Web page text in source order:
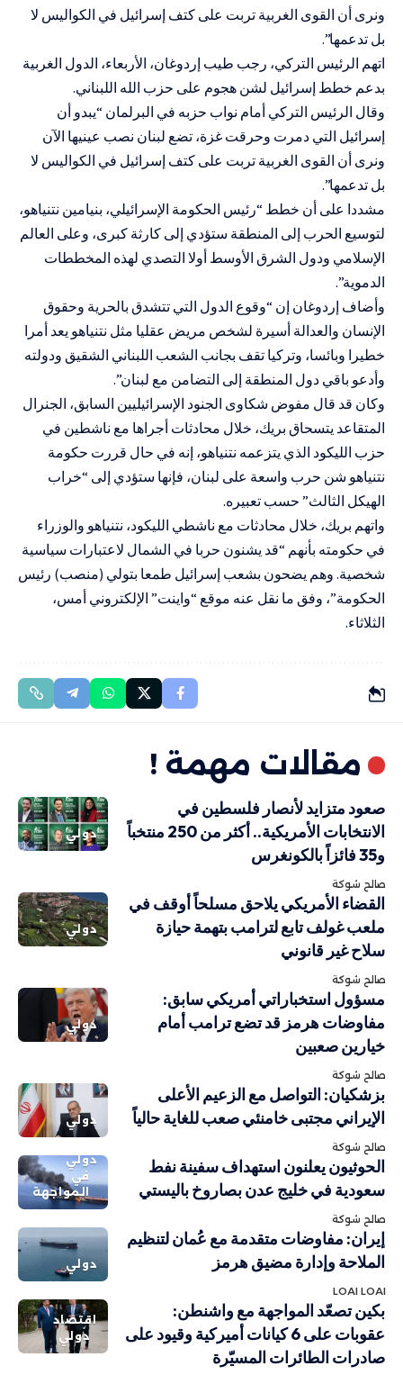
ونرى أن القوى الغربية تربت على كتف إسرائيل في الكواليس لا
بل تدعمها”.
اتهم الرئيس التركي، رجب طيب إردوغان، الأربعاء، الدول الغربية
بدعم خطط إسرائيل لشن هجوم على حزب الله اللبناني.
وقال الرئيس التركي أمام نواب حزبه في البرلمان “يبدو أن
إسرائيل التي دمرت وحرقت غزة، تضع لبنان نصب عينيها الآن
ونرى أن القوى الغربية تربت على كتف إسرائيل في الكواليس لا
بل تدعمها”.
مشددا على أن خطط “رئيس الحكومة الإسرائيلي، بنيامين نتنياهو،
لتوسيع الحرب إلى المنطقة ستؤدي إلى كارثة كبرى، وعلى العالم
الإسلامي ودول الشرق الأوسط أولا التصدي لهذه المخططات
الدموية”.
وأضاف إردوغان إن “وقوع الدول التي تتشدق بالحرية وحقوق
الإنسان والعدالة أسيرة لشخص مريض عقليا مثل نتنياهو يعد أمرا
خطيرا وبائسا، وتركيا تقف بجانب الشعب اللبناني الشقيق ودولته
وأدعو باقي دول المنطقة إلى التضامن مع لبنان”.
وكان قد قال مفوض شكاوى الجنود الإسرائيليين السابق، الجنرال
المتقاعد يتسحاق بريك، خلال محادثات أجراها مع ناشطين في
حزب الليكود الذي يتزعمه نتنياهو، إنه في حال قررت حكومة
نتنياهو شن حرب واسعة على لبنان، فإنها ستؤدي إلى “خراب
الهيكل الثالث” حسب تعبيره.
واتهم بريك، خلال محادثات مع ناشطي الليكود، نتنياهو والوزراء
في حكومته بأنهم “قد يشنون حربا في الشمال لاعتبارات سياسية
شخصية. وهم يضحون بشعب إسرائيل طمعا بتولي (منصب) رئيس
الحكومة”، وفق ما نقل عنه موقع “واينت” الإلكتروني أمس،
الثلاثاء.
مقالات مهمة !
دولي
صعود متزايد لأنصار فلسطين في
الانتخابات الأمريكية.. أكثر من 250 منتخباً
و35 فائزاً بالكونغرس
صالح شوكة
دولي
القضاء الأمريكي يلاحق مسلحاً أوقف في
ملعب غولف تابع لترامب بتهمة حيازة
سلاح غير قانوني
صالح شوكة
دولي
مسؤول استخباراتي أمريكي سابق:
مفاوضات هرمز قد تضع ترامب أمام
خيارين صعبين
صالح شوكة
دولي
بزشكيان: التواصل مع الزعيم الأعلى
الإيراني مجتبى خامنئي صعب للغاية حالياً
صالح شوكة
دولي
في
المواجهة
الحوثيون يعلنون استهداف سفينة نفط
سعودية في خليج عدن بصاروخ باليستي
صالح شوكة
دولي
إيران: مفاوضات متقدمة مع عُمان لتنظيم
الملاحة وإدارة مضيق هرمز
LOAI LOAI
اقتصاد
دولي
بكين تصعّد المواجهة مع واشنطن:
عقوبات على 6 كيانات أميركية وقيود على
صادرات الطائرات المسيّرة